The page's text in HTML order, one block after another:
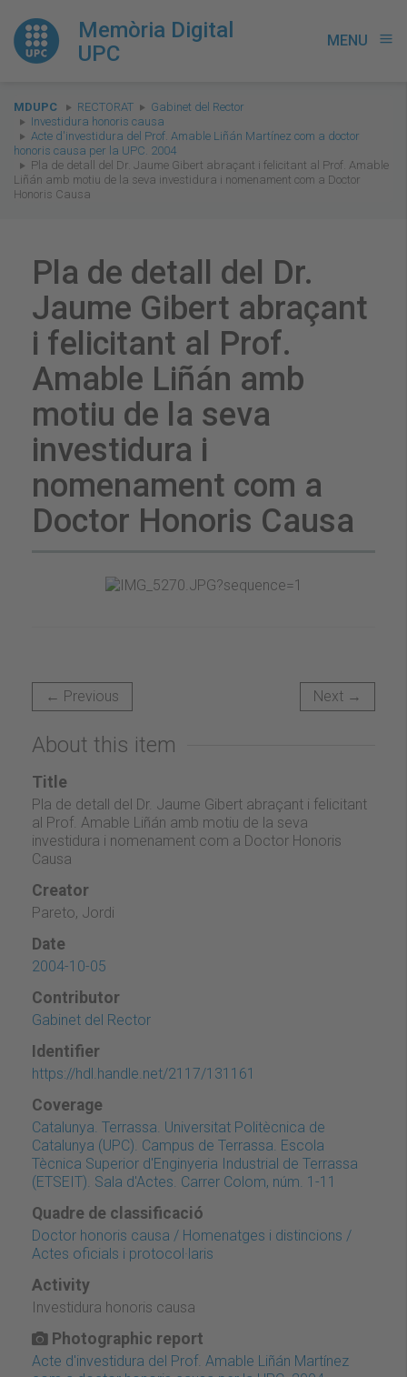
Memòria Digital
UPC
MENU menu
You
are
here:
MDUPC RECTORAT
Gabinet del Rector
Investidura honoris causa
Acte d'investidura del Prof. Amable Liñán Martínez com a doctor
honoris causa per la UPC. 2004
Pla de detall del Dr. Jaume Gibert abraçant i felicitant al Prof. Amable
Liñán amb motiu de la seva investidura i nomenament com a Doctor
Honoris Causa
Pla de detall del Dr.
Jaume Gibert abraçant
i felicitant al Prof.
Amable Liñán amb
motiu de la seva
investidura i
nomenament com a
Doctor Honoris Causa
← Previous Next →
About this item
Title
Pla de detall del Dr. Jaume Gibert abraçant i felicitant
al Prof. Amable Liñán amb motiu de la seva
investidura i nomenament com a Doctor Honoris
Causa
Creator
Pareto, Jordi
Date
2004-10-05
Contributor
Gabinet del Rector
Identifier
https://hdl.handle.net/2117/131161
Coverage
Catalunya. Terrassa. Universitat Politècnica de
Catalunya (UPC). Campus de Terrassa. Escola
Tècnica Superior d'Enginyeria Industrial de Terrassa
(ETSEIT). Sala d'Actes. Carrer Colom, núm. 1-11
Quadre de classificació
Doctor honoris causa / Homenatges i distincions /
Actes oficials i protocol·laris
Activity
Investidura honoris causa
Photographic report
Acte d'investidura del Prof. Amable Liñán Martínez